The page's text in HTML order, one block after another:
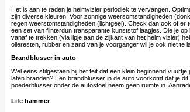
Het is aan te raden je helmvizier periodiek te vervangen.
zijn diverse kleuren. Voor zonnige weersomstandigheden
regen weerstomstandigheden (lichtgeel). Check dan ook of er
een set van flinterdun transparante kunststof laagjes. Die je
vanaf te trekken (via lipje aan de zijkant van het helm vizier)
olieresten, rubber en zand van je voorganger wil je ook niet te
Brandblusser in auto
Wel eens stilgestaan bij het feit dat een klein beginnend
laten branden? Een brandblusser in de auto voorkomt dat je
poederblusser onder de autostoel neem geen ruimte in.
Life hammer